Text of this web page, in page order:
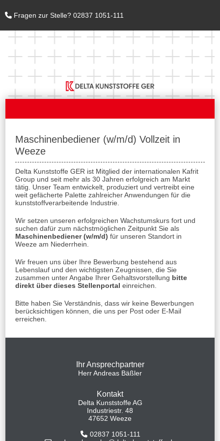
Fragen zur Stelle? 02837 1051-111
Maschinenbediener (w/m/d) Vollzeit in
Weeze
Delta Kunststoffe GER ist Mitglied der internationalen Kafrit
Group und seit mehr als 30 Jahren erfolgreich am Markt
tätig. Unser Team entwickelt, produziert und vertreibt eine
weit gefächerte Palette zahlreicher Anwendungen für die
kunststoffverarbeitende Industrie.
Wir setzen unseren erfolgreichen Wachstumskurs fort und
suchen dafür zum nächstmöglichen Zeitpunkt Sie als
Maschinenbediener (w/m/d) für unseren Standort in
Weeze am Niederrhein.
Wir freuen uns über Ihre Bewerbung bestehend aus
Lebenslauf und den wichtigsten Zeugnissen, die Sie
zusammen unter Angabe Ihrer Gehaltsvorstellung bitte
direkt über dieses Stellenportal einreichen.
Bitte haben Sie Verständnis, dass wir keine Bewerbungen
berücksichtigen können, die uns per Post oder E-Mail
erreichen.
Ihr Ansprechpartner
Herr Andreas Bäßler
Kontakt
Delta Kunststoffe AG
Industriestr. 48
47652 Weeze
02837 1051-111